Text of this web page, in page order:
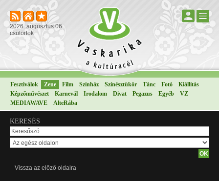
2026. augusztus 06.
csütörtök
Fesztiválok Zene Film Színház Színésztükör Tánc Fotó
Kiállítás
Képzőművészet
Karnevál Irodalom Divat Pegazus Egyéb
VZ
MEDIAWAVE
AlteRába
KERESÉS
Vissza az előző oldalra